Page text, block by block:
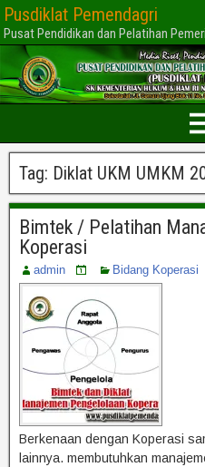
Pusdiklat Pemendagri
Pusat Pendidikan dan Pelatihan
Tag: Diklat UKM UMKM
Bimtek / Pelatihan
Koperasi
admin Bidang Koperasi
Berkenaan dengan Koperasi
lainnya. membutuhkan